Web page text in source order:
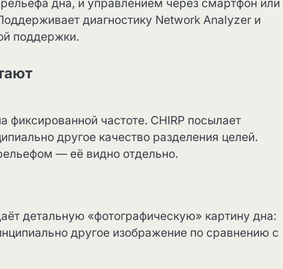
дна, и управлением через смартфон или
диагностику Network Analyzer и
поддержки.
частоте. CHIRP посылает
другое качество разделения целей.
— её видно отдельно.
детальную «фотографическую» картину дна:
другое изображение по сравнению с